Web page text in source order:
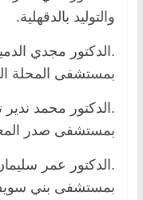
والتوليد بالدقهلية.
.الدكتور مجدي
بمستشفى المحلة
.الدكتور محمد
بمستشفى صدر
.الدكتور عمر
بمستشفى بني